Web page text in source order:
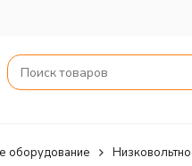
оборудование